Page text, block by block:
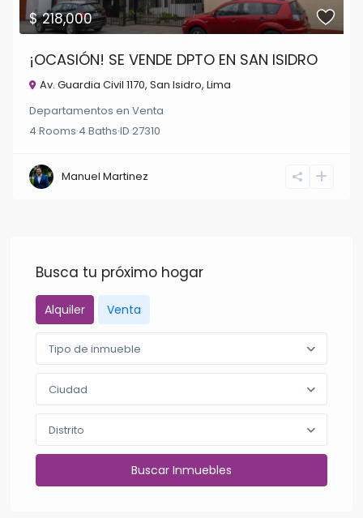
$ 218,000
¡OCASIÓN! SE VENDE DPTO EN SAN ISIDRO
Av. Guardia Civil 1170,San Isidro,Lima
Departamentos enVenta
4 Rooms·4 Baths·ID27310
Manuel Martinez
Busca tu próximo hogar
Alquiler Venta
Tipo de inmueble
Ciudad
Distrito